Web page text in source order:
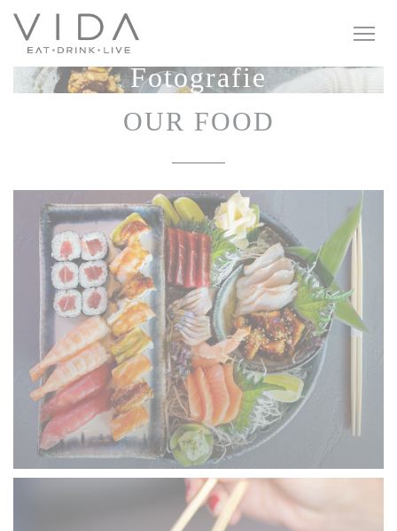
Panel pro správu cookies
Fotografie
OUR FOOD